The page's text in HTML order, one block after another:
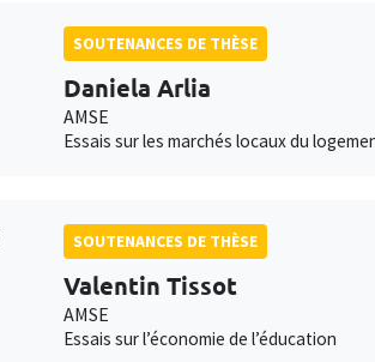
SOUTENANCES DE THÈSE
Daniela Arlia
AMSE
Essais sur les marchés locaux du
SOUTENANCES DE THÈSE
Valentin Tissot
AMSE
Essais sur l’économie de l’éducation